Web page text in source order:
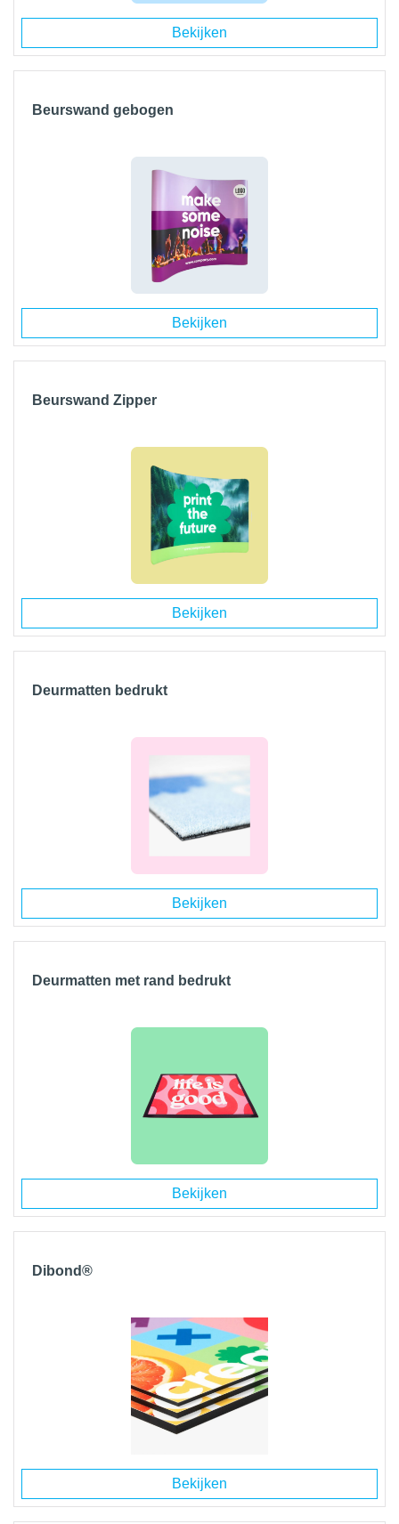
Bekijken
Beurswand gebogen
Bekijken
Beurswand Zipper
Bekijken
Deurmatten bedrukt
Bekijken
Deurmatten met rand bedrukt
Bekijken
Dibond®
Bekijken